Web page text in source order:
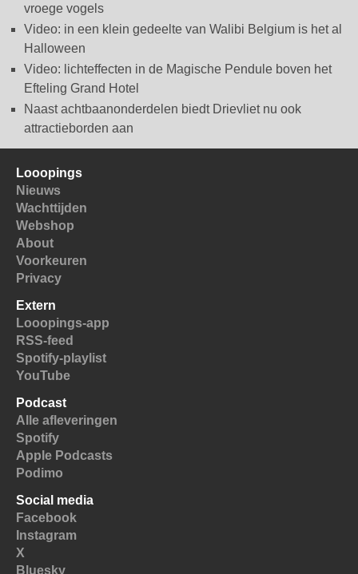
vroege vogels
Video: in een klein gedeelte van Walibi Belgium is het al
Halloween
Video: lichteffecten in de Magische Pendule boven het
Efteling Grand Hotel
Naast achtbaanonderdelen biedt Drievliet nu ook
attractieborden aan
Looopings
Nieuws
Wachttijden
Webshop
About
Voorkeuren
Privacy
Extern
Looopings-app
RSS-feed
Spotify-playlist
YouTube
Podcast
Alle afleveringen
Spotify
Apple Podcasts
Podimo
Social media
Facebook
Instagram
X
Bluesky